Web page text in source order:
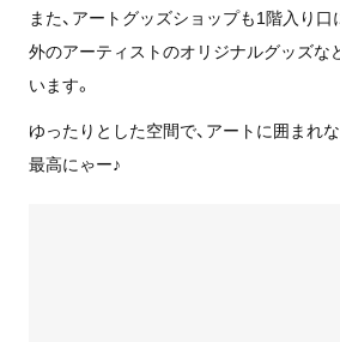
また、アートグッズショップも1階入り口
外のアーティストのオリジナルグッズな
います。
ゆったりとした空間で、アートに囲まれ
最高にゃー♪